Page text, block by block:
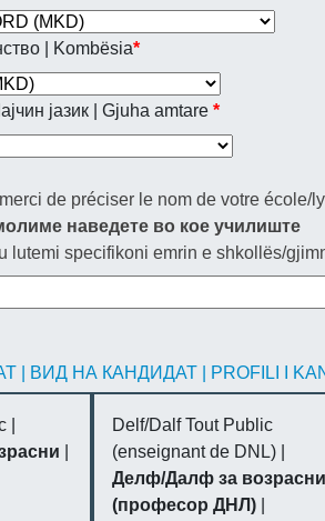
| Kombësia*
јазик | Gjuha amtare *
de préciser le nom de votre école/
наведете во кое училиште
lutemi specifikoni emrin e shkollës/
| ВИД НА КАНДИДАТ | PROFILI I
Delf/Dalf Tout Public
(enseignant de DNL) |
Делф/Далф за возрасни
(професор ДНЛ)